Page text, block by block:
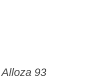
93